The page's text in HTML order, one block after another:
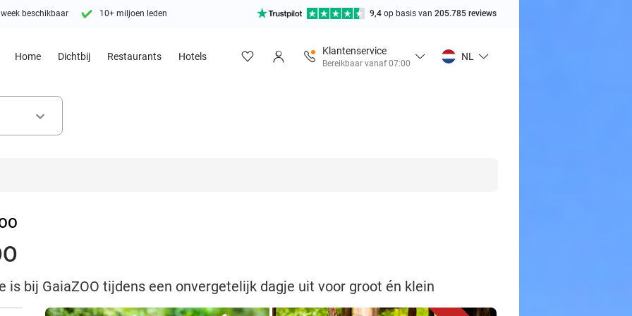
beschikbaar 10+ miljoen leden 9,4 op basis van 205.785 reviews
Home Dichtbij Restaurants Hotels
Klantenservice
Bereikbaar vanaf 07:00
NL
keyboard_arrow_down
is bij GaiaZOO tijdens een onvergetelijk dagje uit voor groot én klein